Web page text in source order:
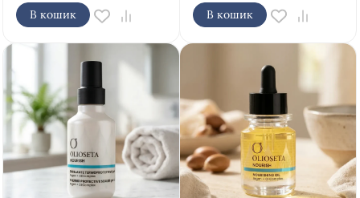
В кошик В кошик